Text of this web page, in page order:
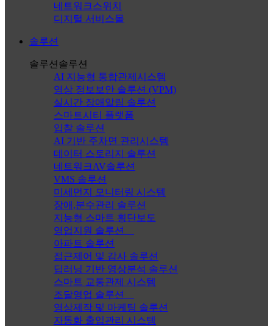
네트워크스위치
디지털 서비스몰
솔루션
솔루션 솔루션
AI 지능형 통합관제시스템
영상 정보보안 솔루션 (VPM)
실시간 장애알림 솔루션
스마트시티 플랫폼
입찰 솔루션
AI 기반 주차면 관리시스템
데이터 스토리지 솔루션
네트워크AV솔루션
VMS 솔루션
미세먼지 모니터링 시스템
장애,분수관리 솔루션
지능형 스마트 횡단보도
영업지원 솔루션
아파트 솔루션
접근제어 및 감사 솔루션
딥러닝 기반 영상분석 솔루션
스마트 교통관제 시스템
조달영업 솔루션
영상제작 및 마케팅 솔루션
자동화 출입관리 시스템